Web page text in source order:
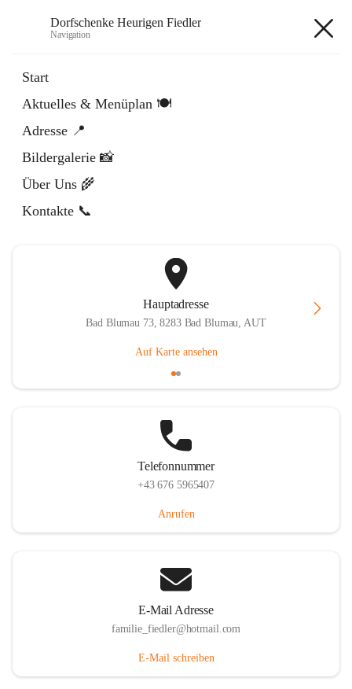
Dorfschenke Heurigen Fiedler
Navigation
Start
Aktuelles & Menüplan 🍽️
Adresse 📍
Bildergalerie 📸
Über Uns 🌾
Kontakte 📞
Externe Webseite
in
Tab
Instagram
Externe Webseite
öffnet
in
neuem
Tab
Hauptadresse
Bad Blumau 73, 8283 Bad Blumau, AUT
Auf Karte ansehen
Telefonnummer
+43 676 5965407
Anrufen
E-Mail Adresse
familie_fiedler@hotmail.com
E-Mail schreiben